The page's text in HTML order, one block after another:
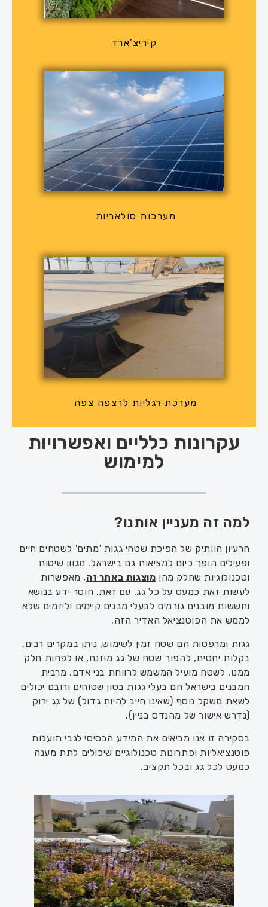
קיריצ'ארד
מערכות סולאריות
מערכת רגליות לרצפה צפה
עקרונות כלליים ואפשרויות
למימוש
למה זה מעניין אותנו?
הרעיון הוותיק של הפיכת שטחי גגות 'מתים' לשטחים חיים
ופעילים הופך כיום למציאות גם בישראל. מגוון שיטות
וטכנולוגיות שחלק מהן מוצגות באתר זה, מאפשרות
לעשות זאת כמעט על כל גג. עם זאת, חוסר ידע בנושא
וחששות מובנים גורמים לבעלי מבנים קיימים וליזמים שלא
לממש את הפוטנציאל האדיר הזה.
גגות ומרפסות הם שטח זמין לשימוש, ניתן במקרים רבים,
בקלות יחסית, להפוך שטח של גג מוזנח, או לפחות חלק
ממנו, לשטח מועיל המשמש לרווחת בני אדם. מרבית
המבנים בישראל הם בעלי גגות בטון שטוחים ורובם יכולים
לשאת משקל נוסף (שאינו חייב להיות גדול) של גג ירוק
(נדרש אישור של מהנדס בניין).
בסקירה זו אנו מביאים את המידע הבסיסי לגבי תועלות
פוטנציאליות ופתרונות טכנולוגיים שיכולים לתת מענה
כמעט לכל גג ובכל תקציב.